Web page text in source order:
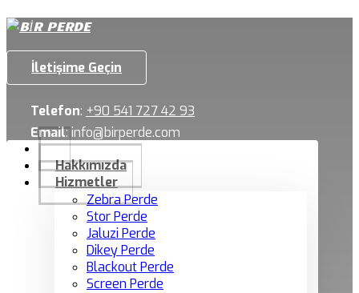
İletişime Geçin
Telefon: +90 541 727 42 93
Email:info@birperde.com
Hakkımızda
Hizmetler
Zebra Perde
Stor Perde
Jaluzi Perde
Dikey Perde
Blackout Perde
Screen Perde